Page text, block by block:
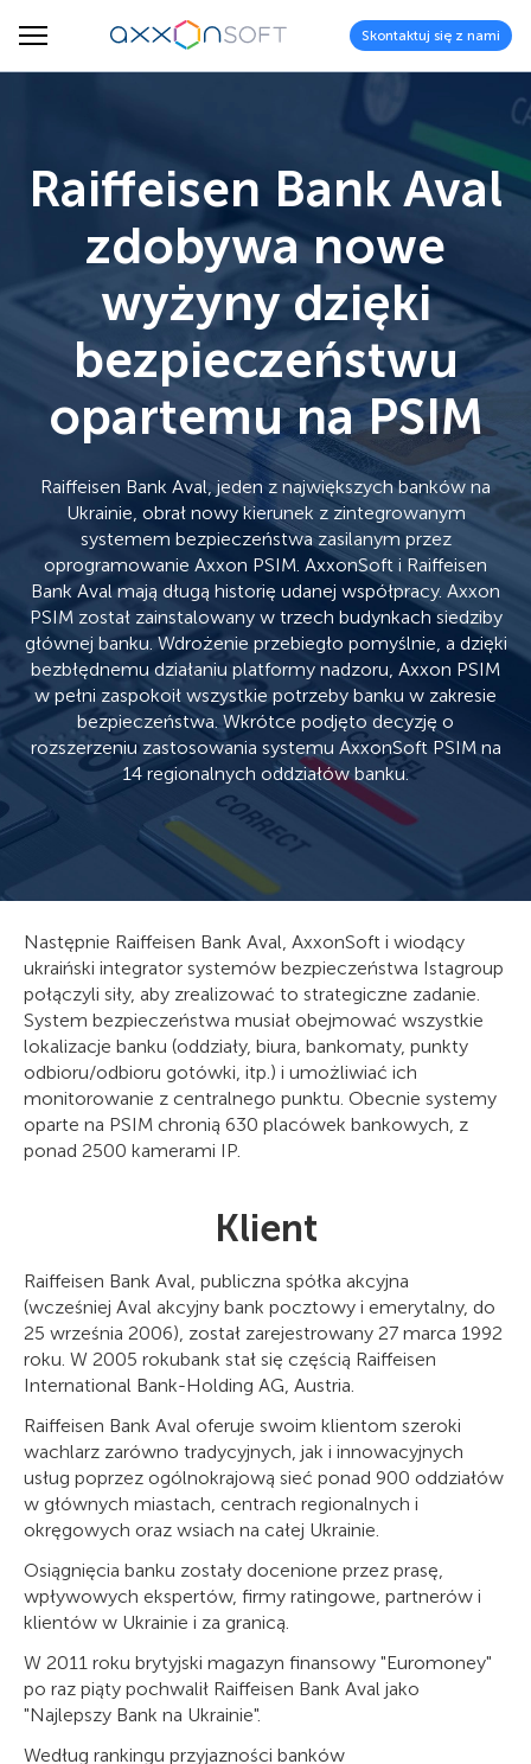
Skontaktuj się z nami
Raiffeisen Bank Aval
zdobywa nowe
wyżyny dzięki
bezpieczeństwu
opartemu na PSIM
Raiffeisen Bank Aval, jeden z największych banków na
Ukrainie, obrał nowy kierunek z zintegrowanym
systemem bezpieczeństwa zasilanym przez
oprogramowanie Axxon PSIM. AxxonSoft i Raiffeisen
Bank Aval mają długą historię udanej współpracy. Axxon
PSIM został zainstalowany w trzech budynkach siedziby
głównej banku. Wdrożenie przebiegło pomyślnie, a dzięki
bezbłędnemu działaniu platformy nadzoru, Axxon PSIM
w pełni zaspokoił wszystkie potrzeby banku w zakresie
bezpieczeństwa. Wkrótce podjęto decyzję o
rozszerzeniu zastosowania systemu AxxonSoft PSIM na
14 regionalnych oddziałów banku.
Następnie Raiffeisen Bank Aval, AxxonSoft i wiodący
ukraiński integrator systemów bezpieczeństwa Istagroup
połączyli siły, aby zrealizować to strategiczne zadanie.
System bezpieczeństwa musiał obejmować wszystkie
lokalizacje banku (oddziały, biura, bankomaty, punkty
odbioru/odbioru gotówki, itp.) i umożliwiać ich
monitorowanie z centralnego punktu. Obecnie systemy
oparte na PSIM chronią 630 placówek bankowych, z
ponad 2500 kamerami IP.
Klient
Raiffeisen Bank Aval, publiczna spółka akcyjna
(wcześniej Aval akcyjny bank pocztowy i emerytalny, do
25 września 2006), został zarejestrowany 27 marca 1992
roku. W 2005 rokubank stał się częścią Raiffeisen
International Bank-Holding AG, Austria.
Raiffeisen Bank Aval oferuje swoim klientom szeroki
wachlarz zarówno tradycyjnych, jak i innowacyjnych
usług poprzez ogólnokrajową sieć ponad 900 oddziałów
w głównych miastach, centrach regionalnych i
okręgowych oraz wsiach na całej Ukrainie.
Osiągnięcia banku zostały docenione przez prasę,
wpływowych ekspertów, firmy ratingowe, partnerów i
klientów w Ukrainie i za granicą.
W 2011 roku brytyjski magazyn finansowy "Euromoney"
po raz piąty pochwalił Raiffeisen Bank Aval jako
"Najlepszy Bank na Ukrainie".
Według rankingu przyjazności banków